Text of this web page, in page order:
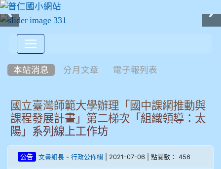
本站消息 分月文章 電子報列表
國立臺灣師範大學辦理「國中課綱推動與
課程發展計畫」第二梯次「組織領導：太
陽」系列線上工作坊
公告 文書組長 - 行政公佈欄 | 2021-07-06 | 點閱數： 456